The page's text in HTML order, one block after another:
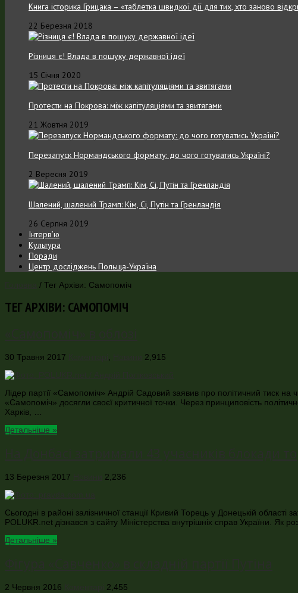
Книга історика Грицака – «таблетка швидкої дії для тих, хто заново
22 Березня 2018
Різниця є! Влада в пошуку державної ідеї
15 Січня 2020
Протести на Покрова: між капітуляціями та звитягами
21 Жовтня 2019
Перезапуск Нормандського формату: до чого готуватись Україні?
2 Вересня 2019
Шалений, шалений Трамп: Кім, Сі, Путін та Гренландія
26 Серпня 2019
Інтерв’ю
Культура
Поради
Центр досліджень Польща-Україна
/ Тег Архіви: Самопоміч
ТЕГ АРХІВИ: САМОПОМІЧ
30 Травня 2017 , 2,915
Лідер партії «Самопоміч» Андрій Садовий заявив про політичний тиск на
«Самопоміч» досягли своєї критичної точки. Через принциповість
Харків, …
Детальніше »
13 Березня 2017 2,236
Сьогодні в районі залізничної станції Кривий Торець у Донецькій
POLUKR.net дізнався з сайту Міністерства внутрішніх справ України. Як
Детальніше »
2 Червня 2016 2,455